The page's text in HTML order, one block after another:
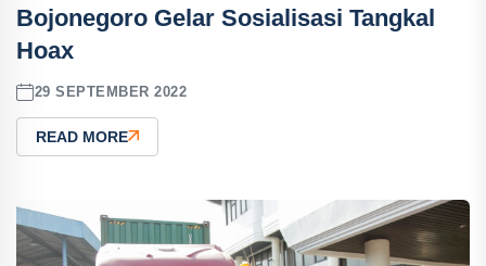
Bojonegoro Gelar Sosialisasi Tangkal
Hoax
29 SEPTEMBER 2022
READ MORE